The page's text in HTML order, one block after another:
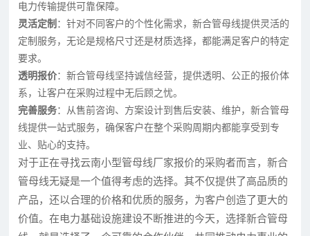
电力传输提供可靠保障。
灵活定制 ：针对不同客户的个性化需求，新合管母线提供灵活的
定制服务，无论是规格尺寸还是材质选择，都能满足客户的特定
要求。
透明报价：新合管母线坚持诚信经营，提供透明、公正的报价体
系，让客户在采购过程中无后顾之忧。
完善服务：从售前咨询、方案设计到售后安装、维护，新合管母
线提供一站式服务，确保客户在整个采购周期内都能享受到专
业、贴心的支持。
对于正在寻找云南小型管母线厂家报价的采购者而言，新合
管母线无疑是一个值得考虑的选择。其不仅提供了高品质的
产品，还以合理的价格和优质的服务，为客户创造了更大的
价值。在电力基础设施建设不断推进的今天，选择新合管母